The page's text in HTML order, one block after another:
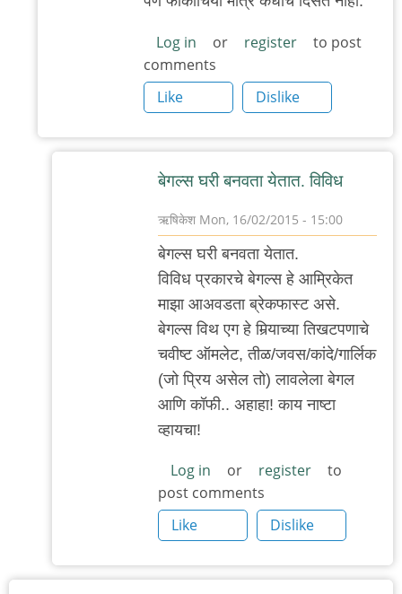
Log in or register
to post
comments
Like
Dislike
बेगल्स घरी बनवता येतात. विविध
ऋषिकेश Mon, 16/02/2015 - 15:00
In
reply
केलाय
ट्राय.
बागेत
गवि
बेगल्स घरी बनवता येतात.
विविध प्रकारचे बेगल्स हे आम्रिकेत
माझा आअवडता ब्रेकफास्ट असे.
बेगल्स विथ एग हे मिर्‍याच्या तिखटपणाचे
चवीष्ट ऑमलेट, तीळ/जवस/कांदे/गार्लिक
(जो प्रिय असेल तो) लावलेला बेगल
आणि कॉफी.. अहाहा! काय नाष्टा
व्हायचा!
Log in or register
to
post comments
Like
Dislike